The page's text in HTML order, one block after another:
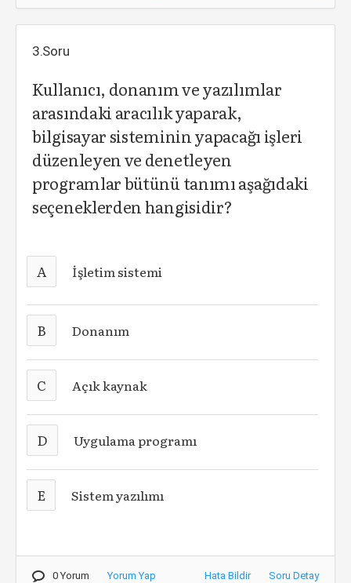
3.Soru
Kullanıcı, donanım ve yazılımlar
arasındaki aracılık yaparak,
bilgisayar sisteminin yapacağı işleri
düzenleyen ve denetleyen
programlar bütünü tanımı aşağıdaki
seçeneklerden hangisidir?
A İşletim sistemi
B Donanım
C Açık kaynak
D Uygulama programı
E Sistem yazılımı
0 Yorum Yorum Yap Hata Bildir Soru Detay